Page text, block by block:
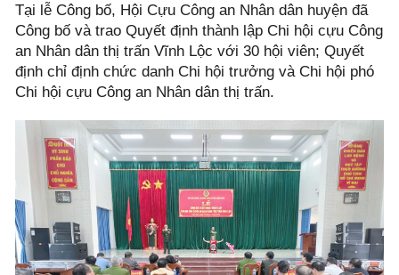
Tại lễ Công bố, Hội Cựu Công an Nhân dân huyện đã
Công bố và trao Quyết định thành lập Chi hội cựu Công
an Nhân dân thị trấn Vĩnh Lộc với 30 hội viên; Quyết
định chỉ định chức danh Chi hội trưởng và Chi hội phó
Chi hội cựu Công an Nhân dân thị trấn.